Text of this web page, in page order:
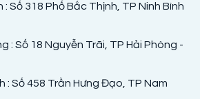
Số 318 Phố Bắc Thịnh, TP Ninh Bình
: Số 18 Nguyễn Trãi, TP Hải Phòng -
: Số 458 Trần Hưng Đạo, TP Nam